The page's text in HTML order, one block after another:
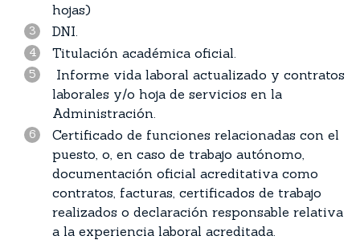
hojas)
DNI.
Titulación académica oficial.
Informe vida laboral actualizado y contratos
laborales y/o hoja de servicios en la
Administración.
Certificado de funciones relacionadas con el
puesto, o, en caso de trabajo autónomo,
documentación oficial acreditativa como
contratos, facturas, certificados de trabajo
realizados o declaración responsable relativa
a la experiencia laboral acreditada.